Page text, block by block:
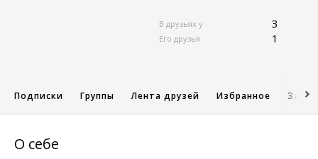
В друзьях у 3
Его друзья 1
Подписки Группы Лента друзей Избранное
О себе